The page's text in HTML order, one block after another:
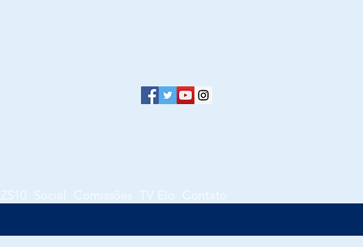
Social Comissões TV Elo Contato